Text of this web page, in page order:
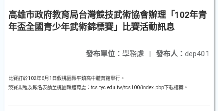
高雄市政府教育局台灣競技武術協會辦理「102年青
年盃全國青少年武術錦標賽」比賽活動訊息
發布人： dep401
發布單位： 學務處 |
比賽訂於102年6月1日假桃園縣平鎮高中體育館舉行。
競賽規程及報名表請至桃園縣體育處：tcs.tyc.edu.tw/tcs100/index.pbp下載檔案。